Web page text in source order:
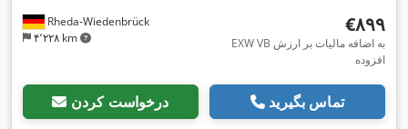
Rheda-Wiedenbrück
۴٬۲۲۸ km
‎€۸۹۹
EXW VB به اضافه مالیات بر ارزش
افزوده
درخواست کردن تماس بگیرید